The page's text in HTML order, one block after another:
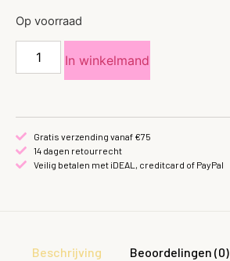
Op voorraad
In winkelmand
Gratis verzending vanaf €75
14 dagen retourrecht
Veilig betalen met iDEAL, creditcard of PayPal
Beschrijving Beoordelingen (0)